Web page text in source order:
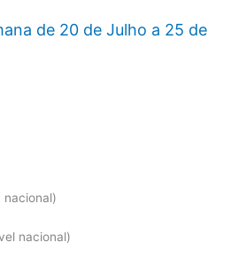
de 20 de Julho a 25 de
nacional)
nacional)